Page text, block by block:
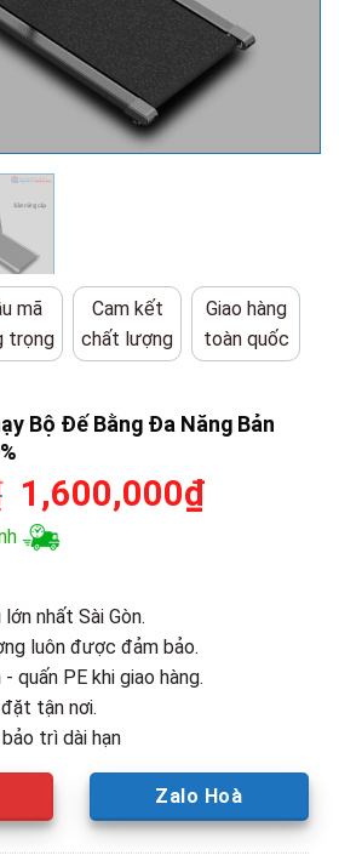
mã
trọng
Cam kết
chất lượng
Giao hàng
toàn quốc
Bộ Đế Bằng Đa Năng Bản
Giá
gốc
là:
1,600,000₫Giá
nhất Sài Gòn.
luôn được đảm bảo.
quấn PE khi giao hàng.
tận nơi.
trì dài hạn
Zalo Hoà